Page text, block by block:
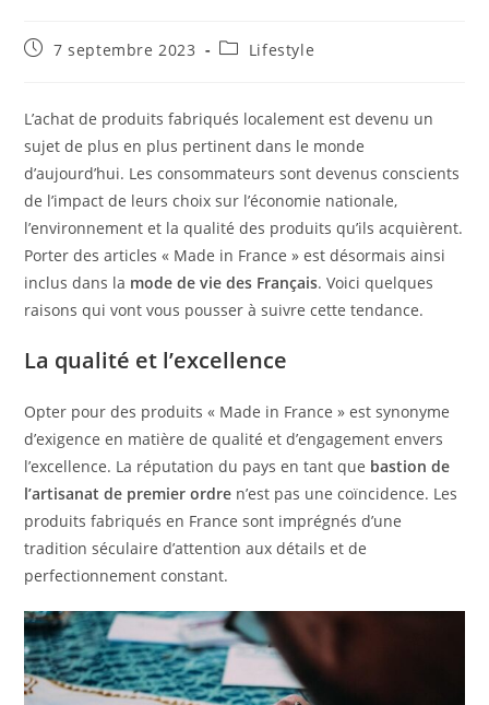
Publication
7 septembre 2023
PostLifestyle
L’achat de produits fabriqués localement est devenu un
sujet de plus en plus pertinent dans le monde
d’aujourd’hui. Les consommateurs sont devenus conscients
de l’impact de leurs choix sur l’économie nationale,
l’environnement et la qualité des produits qu’ils acquièrent.
Porter des articles « Made in France » est désormais ainsi
inclus dans la mode de vie des Français. Voici quelques
raisons qui vont vous pousser à suivre cette tendance.
La qualité et l’excellence
Opter pour des produits « Made in France » est synonyme
d’exigence en matière de qualité et d’engagement envers
l’excellence. La réputation du pays en tant que bastion de
l’artisanat de premier ordre n’est pas une coïncidence. Les
produits fabriqués en France sont imprégnés d’une
tradition séculaire d’attention aux détails et de
perfectionnement constant.